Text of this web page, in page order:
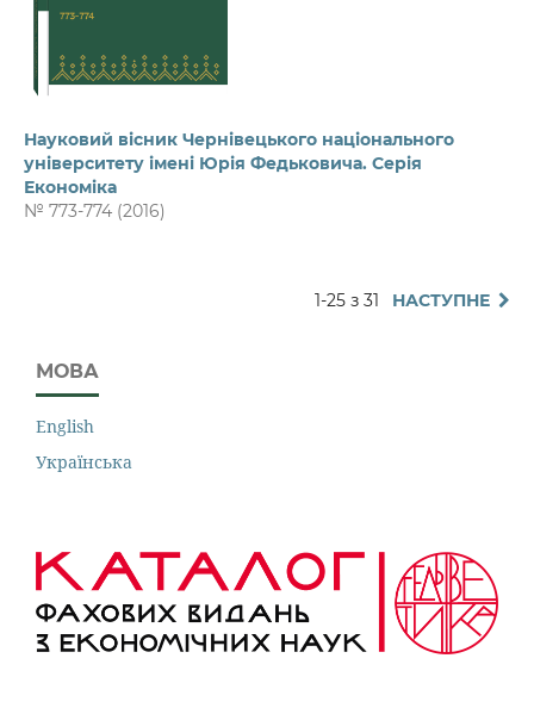
Науковий вісник Чернівецького національного
університету імені Юрія Федьковича. Серія
Економіка
№ 773-774 (2016)
1-25 з 31 НАСТУПНЕ
МОВА
English
Українська